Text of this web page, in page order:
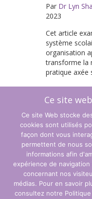
Par Dr Lyn
2023
Cet article
système
organisation
transforme la
pratique axée
En savoir
1 2
Ce site
Ce site Web stocke
cookies sont utilisés
façon dont vous
permettent de nous
informations afin
expérience de
concernant nos
médias. Pour en savoir
consultez notre